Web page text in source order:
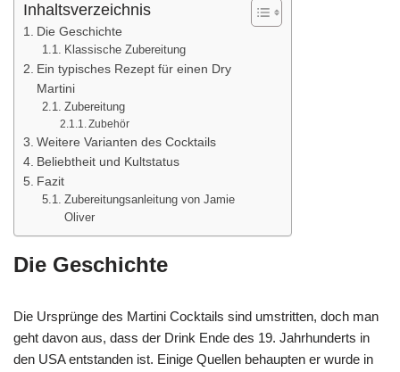
Inhaltsverzeichnis
Die Geschichte
Klassische Zubereitung
Ein typisches Rezept für einen Dry
Martini
Zubereitung
Zubehör
Weitere Varianten des Cocktails
Beliebtheit und Kultstatus
Fazit
Zubereitungsanleitung von Jamie
Oliver
Die Geschichte
Die Ursprünge des Martini Cocktails sind umstritten, doch man
geht davon aus, dass der Drink Ende des 19. Jahrhunderts in
den USA entstanden ist. Einige Quellen behaupten er wurde in